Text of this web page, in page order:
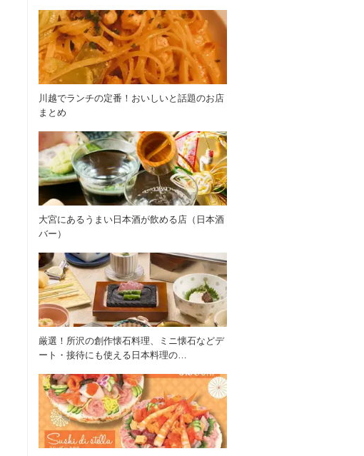
川越でランチの定番！おいしいと話題のお店
まとめ
大宮にあるうまい日本酒が飲める店（日本酒
バー）
厳選！所沢の創作懐石料理、ミニ懐石などデ
ート・接待にも使える日本料理の…